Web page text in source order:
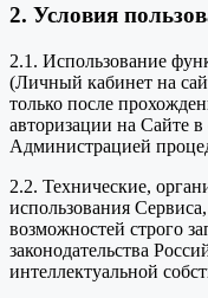
2. Условия
2.1. Использование
(Личный кабинет на
только после
авторизации на Сайте в
Администрацией
2.2. Технические,
использования
возможностей строго
законодательства
интеллектуальной